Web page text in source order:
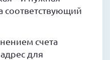
соответствующий
счета
для